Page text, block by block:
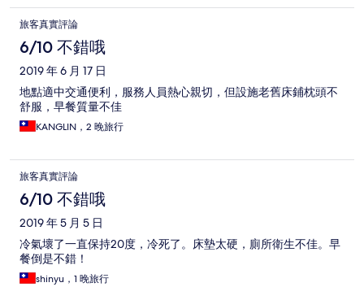
旅客真實評論
6/10 不錯哦
2019 年 6 月 17 日
地點適中交通便利，服務人員熱心親切，但設施老舊床鋪枕頭不
舒服，早餐質量不佳
KANGLIN，2 晚旅行
旅客真實評論
6/10 不錯哦
2019 年 5 月 5 日
冷氣壞了一直保持20度，冷死了。床墊太硬，廁所衛生不佳。早
餐倒是不錯！
shinyu，1 晚旅行